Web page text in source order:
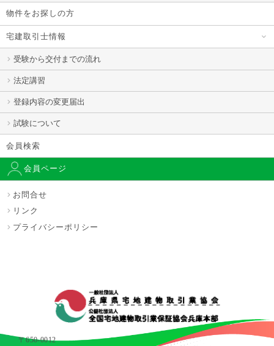
物件をお探しの方
宅建取引士情報
受験から交付までの流れ
法定講習
登録内容の変更届出
試験について
会員検索
会員ページ
お問合せ
リンク
プライバシーポリシー
〒650-0012